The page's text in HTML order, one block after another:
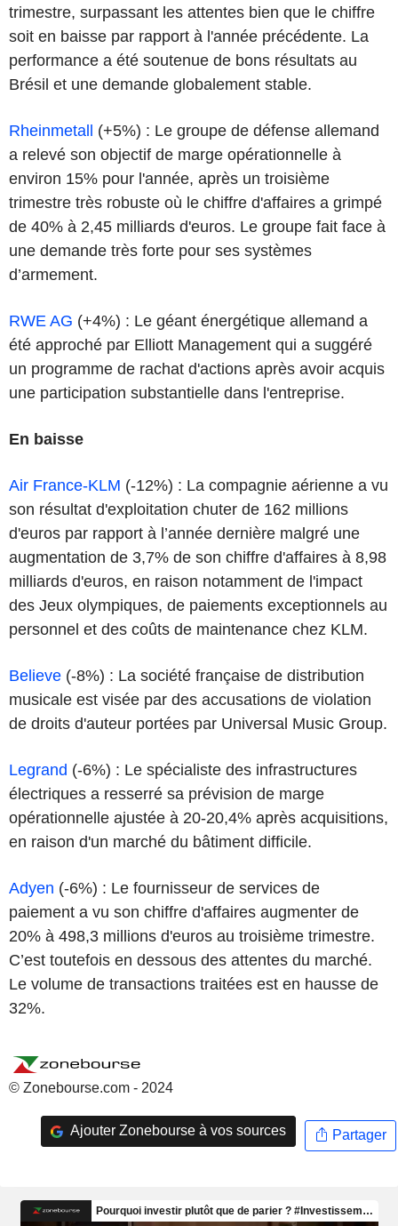
trimestre, surpassant les attentes bien que le chiffre
soit en baisse par rapport à l'année précédente. La
performance a été soutenue de bons résultats au
Brésil et une demande globalement stable.
Rheinmetall (+5%) : Le groupe de défense allemand
a relevé son objectif de marge opérationnelle à
environ 15% pour l'année, après un troisième
trimestre très robuste où le chiffre d'affaires a grimpé
de 40% à 2,45 milliards d'euros. Le groupe fait face à
une demande très forte pour ses systèmes
d’armement.
RWE AG (+4%) : Le géant énergétique allemand a
été approché par Elliott Management qui a suggéré
un programme de rachat d'actions après avoir acquis
une participation substantielle dans l'entreprise.
En baisse
Air France-KLM (-12%) : La compagnie aérienne a vu
son résultat d'exploitation chuter de 162 millions
d'euros par rapport à l’année dernière malgré une
augmentation de 3,7% de son chiffre d'affaires à 8,98
milliards d'euros, en raison notamment de l'impact
des Jeux olympiques, de paiements exceptionnels au
personnel et des coûts de maintenance chez KLM.
Believe (-8%) : La société française de distribution
musicale est visée par des accusations de violation
de droits d'auteur portées par Universal Music Group.
Legrand (-6%) : Le spécialiste des infrastructures
électriques a resserré sa prévision de marge
opérationnelle ajustée à 20-20,4% après acquisitions,
en raison d'un marché du bâtiment difficile.
Adyen (-6%) : Le fournisseur de services de
paiement a vu son chiffre d'affaires augmenter de
20% à 498,3 millions d'euros au troisième trimestre.
C’est toutefois en dessous des attentes du marché.
Le volume de transactions traitées est en hausse de
32%.
© Zonebourse.com - 2024
Ajouter Zonebourse à vos sources Partager